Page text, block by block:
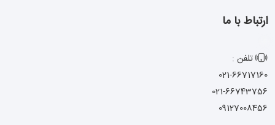
ارتباط با ما
تلفن :
021-66717160
021-66743756
09127008456